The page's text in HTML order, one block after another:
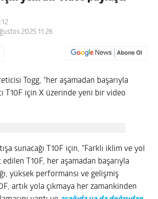
2025 11:26
Togg, “her aşamadan başarıyla
T10F için X üzerinde yeni bir video
sunacağı T10F için, “Farklı iklim ve yol
T10F, her aşamadan başarıyla
yüksek performansı ve gelişmiş
artık yola çıkmaya her zamankinden